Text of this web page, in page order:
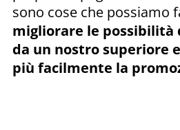
sono cose che possiamo
migliorare le possibilità
da un nostro superiore
più facilmente la